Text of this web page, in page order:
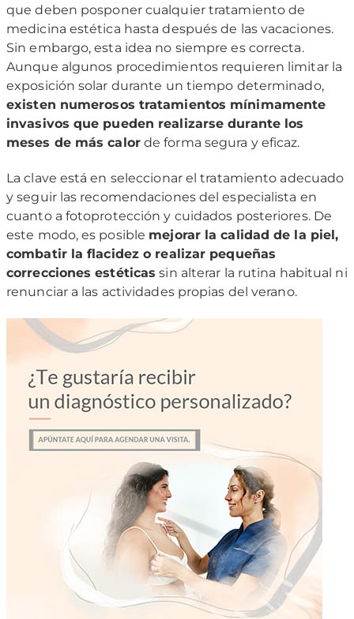
que deben posponer cualquier tratamiento de
medicina estética hasta después de las vacaciones.
Sin embargo, esta idea no siempre es correcta.
Aunque algunos procedimientos requieren limitar la
exposición solar durante un tiempo determinado,
existen numerosos tratamientos mínimamente
invasivos que pueden realizarse durante los
meses de más calorde forma segura y eficaz.
La clave está en seleccionar el tratamiento adecuado
y seguir las recomendaciones del especialista en
cuanto a fotoprotección y cuidados posteriores. De
este modo, es posible mejorar la calidad de la piel,
combatir la flacidez o realizar pequeñas
correcciones estéticas sin alterar la rutina habitual ni
renunciar a las actividades propias del verano.